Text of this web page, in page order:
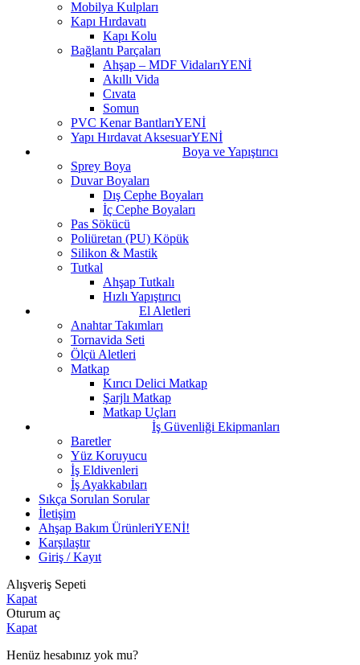
Mobilya Kulpları
Kapı Hırdavatı
Kapı Kolu
Bağlantı Parçaları
Ahşap – MDF VidalarıYENİ
Akıllı Vida
Cıvata
Somun
PVC Kenar BantlarıYENİ
Yapı Hırdavat AksesuarYENİ
Boya ve Yapıştırıcı
Sprey Boya
Duvar Boyaları
Dış Cephe Boyaları
İç Cephe Boyaları
Pas Sökücü
Poliüretan (PU) Köpük
Silikon & Mastik
Tutkal
Ahşap Tutkalı
Hızlı Yapıştırıcı
El Aletleri
Anahtar Takımları
Tornavida Seti
Ölçü Aletleri
Matkap
Kırıcı Delici Matkap
Şarjlı Matkap
Matkap Uçları
İş Güvenliği Ekipmanları
Baretler
Yüz Koruyucu
İş Eldivenleri
İş Ayakkabıları
Sıkça Sorulan Sorular
İletişim
Ahşap Bakım ÜrünleriYENİ!
Karşılaştır
Giriş / Kayıt
Alışveriş Sepeti
Kapat
Oturum aç
Kapat
Henüz hesabınız yok mu?